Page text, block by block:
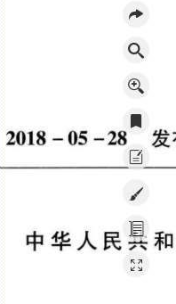
2018 -05 -28 发
中华人民共